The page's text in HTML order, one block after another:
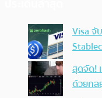
Visa จั
สุดจัด!
ด้วยกล